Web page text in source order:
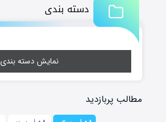
دسته بندی
نمایش دسته بندی
مطالب پربازدید